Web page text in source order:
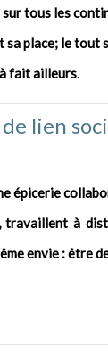
tous les
sa place; le tout
fait ailleurs.
lien
épicerie
à
envie : être